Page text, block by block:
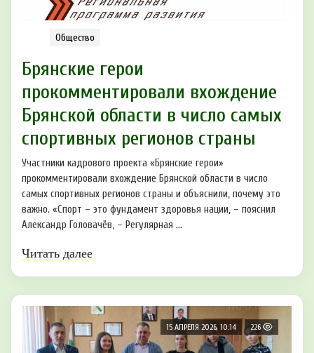
Общество
Брянские герои
прокомментировали вхождение
Брянской области в число самых
спортивных регионов страны
Участники кадрового проекта «Брянские герои»
прокомментировали вхождение Брянской области в число
самых спортивных регионов страны и объяснили, почему это
важно. «Спорт – это фундамент здоровья нации, – пояснил
Александр Головачёв, – Регулярная ...
Читать далее
15 АПРЕЛЯ 2026, 10:14 226